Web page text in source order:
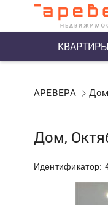
КВАРТИРЫ
АРЕВЕРА
Дом,
Идентификатор: